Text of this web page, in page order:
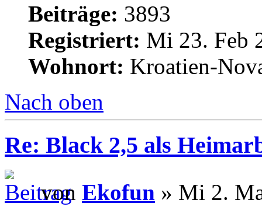
Beiträge: 3893
Registriert: Mi 23. Feb
Wohnort: Kroatien-
Nach oben
Re: Black 2,5 als
von Ekofun » Mi 2.